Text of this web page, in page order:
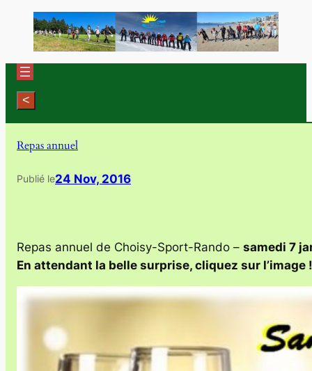
contenu
Repas annuel
Publié le24 Nov, 2016
Repas annuel de Choisy-Sport-Rando – samedi 7
En attendant la belle surprise, cliquez sur l’image !